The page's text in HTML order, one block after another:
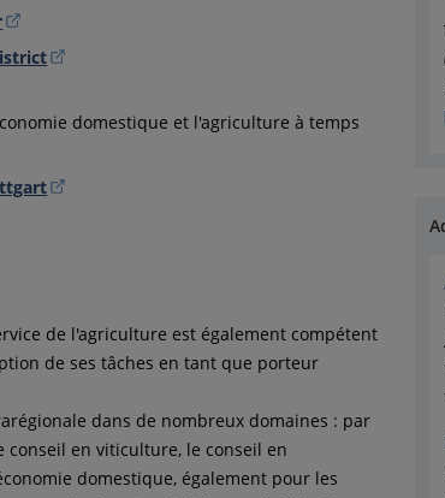
domestique et l'agriculture à temps
de l'agriculture est également compétent
de ses tâches en tant que porteur
dans de nombreux domaines : par
en viticulture, le conseil en
domestique, également pour les